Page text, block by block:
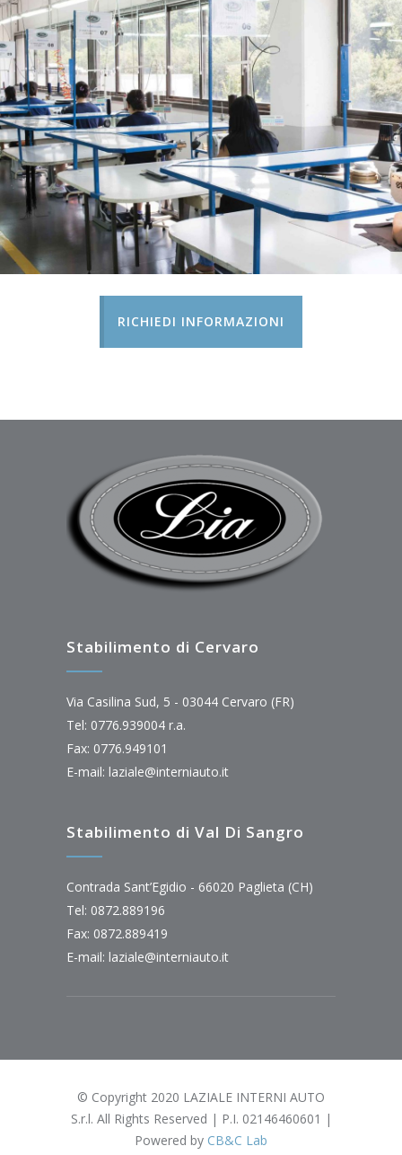
RICHIEDI INFORMAZIONI
Stabilimento di Cervaro
Via Casilina Sud, 5 - 03044 Cervaro (FR)
Tel: 0776.939004 r.a.
Fax: 0776.949101
E-mail: laziale@interniauto.it
Stabilimento di Val Di Sangro
Contrada Sant’Egidio - 66020 Paglieta (CH)
Tel: 0872.889196
Fax: 0872.889419
E-mail: laziale@interniauto.it
© Copyright 2020 LAZIALE INTERNI AUTO
S.r.l. All Rights Reserved | P.I. 02146460601 |
Powered by CB&C Lab